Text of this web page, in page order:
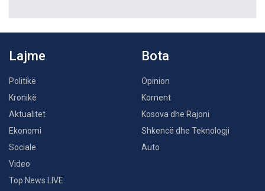
Lajme
Politikë
Kronikë
Aktualitet
Ekonomi
Sociale
Video
Top News LIVE
Bota
Opinion
Koment
Kosova dhe Rajoni
Shkencë dhe Teknologji
Auto